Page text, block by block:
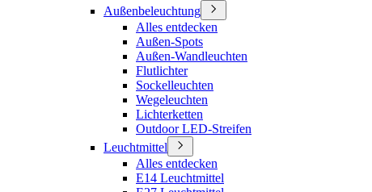
Außenbeleuchtung
Alles entdecken
Außen-Spots
Außen-Wandleuchten
Flutlichter
Sockelleuchten
Wegeleuchten
Lichterketten
Outdoor LED-Streifen
Leuchtmittel
Alles entdecken
E14 Leuchtmittel